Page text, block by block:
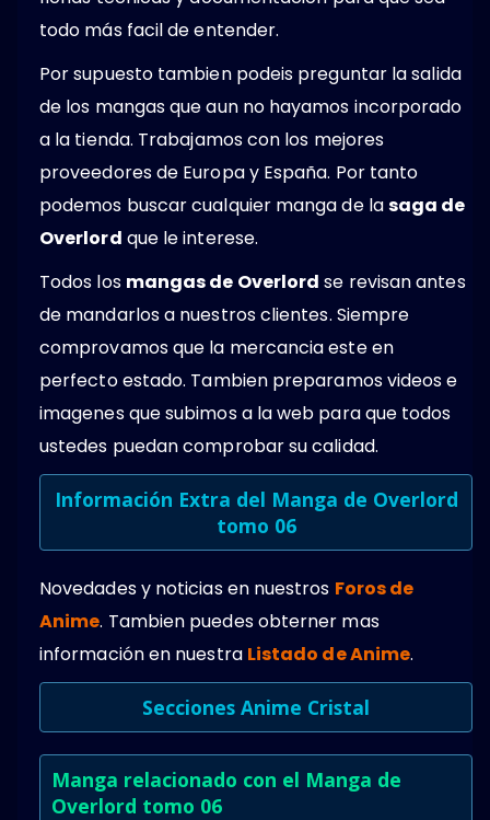
todo más facil de entender.
Por supuesto tambien podeis preguntar la salida
de los mangas que aun no hayamos incorporado
a la tienda. Trabajamos con los mejores
proveedores de Europa y España. Por tanto
podemos buscar cualquier manga de lasaga de
Overlord que le interese.
Todos los mangas de Overlord se revisan antes
de mandarlos a nuestros clientes. Siempre
comprovamos que la mercancia este en
perfecto estado. Tambien preparamos videos e
imagenes que subimos a la web para que todos
ustedes puedan comprobar su calidad.
Información Extra del Manga de Overlord
tomo 06
Novedades y noticias en nuestros Foros de
Anime. Tambien puedes obterner mas
información en nuestra Listado de Anime.
Secciones Anime Cristal
Manga relacionado con el Manga de
Overlord tomo 06